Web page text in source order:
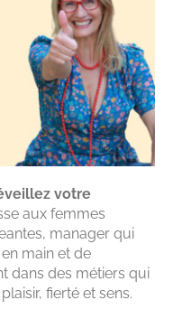
votre
aux femmes
manager qui
main et de
dans des métiers qui
fierté et sens.